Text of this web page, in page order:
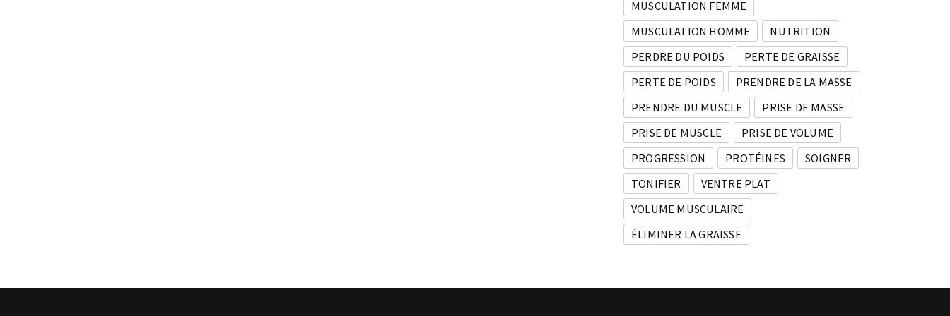
MUSCULATION FEMME
MUSCULATION HOMME
NUTRITION
PERDRE DU POIDS
PERTE DE GRAISSE
PERTE DE POIDS
PRENDRE DE LA MASSE
PRENDRE DU MUSCLE
PRISE DE MASSE
PRISE DE MUSCLE
PRISE DE VOLUME
PROGRESSION
PROTÉINES
SOIGNER
TONIFIER
VENTRE PLAT
VOLUME MUSCULAIRE
ÉLIMINER LA GRAISSE